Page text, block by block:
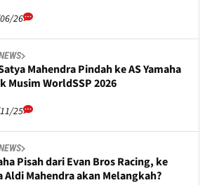
26
Mahendra Pindah ke AS Yamaha
Musim WorldSSP 2026
25
Pisah dari Evan Bros Racing, ke
Aldi Mahendra akan Melangkah?